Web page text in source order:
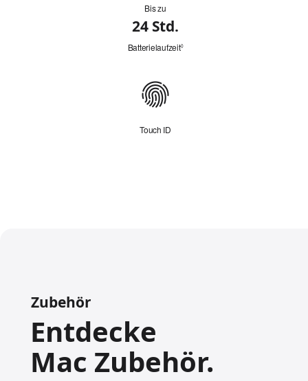
Bis zu
24 Std.
Batterielaufzeit◊Siehe
Konnektivität
Touch ID
Zubehör
Entdecke
Mac Zubehör.